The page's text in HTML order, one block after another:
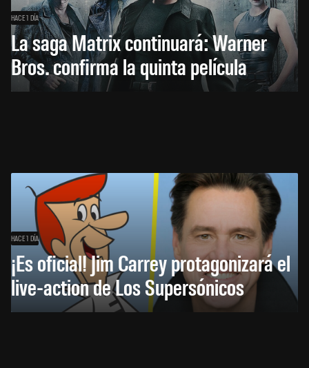
HACE 1 DÍA
La saga Matrix continuará: Warner
Bros. confirma la quinta película
HACE 1 DÍA
¡Es oficial! Jim Carrey protagonizará el
live-action de Los Supersónicos